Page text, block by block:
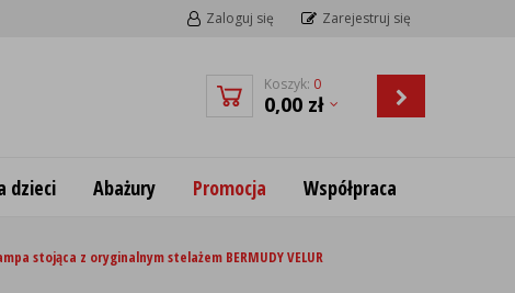
Zaloguj się Zarejestruj się
Koszyk: 0
0,00 zł
dzieci Abażury Promocja Współpraca
stojąca z oryginalnym stelażem BERMUDY VELUR